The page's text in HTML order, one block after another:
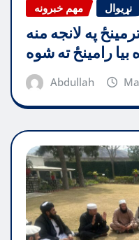
مهم خبرونه نړیوال
په لانجه منه
رامینځ ته شوه
Abdullah